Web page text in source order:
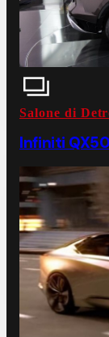
Salone di
Infiniti